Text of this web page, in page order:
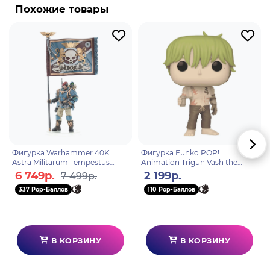
Цунаде - потомок клана Сенджу и одна из
Саннинов Скрытого Листа. Известна как
сильнейшая в мире куноичи, до того как Сакура
превзошла ее, а также как величайший ниндзя-
медик. Неоднократные потери своих близких
послужили развитием боязни крови и заставили
Цунаде отказаться от жизни шиноби на долгие
Похожие товары
Фигурка Warhammer 40K
Astra Militarum Tempestus
Scions Command Squad 55th
Kappic Eagles Banner Beare
6 749р. 7 499р.
337 Pop-Баллов
В КОРЗИНУ
Фигурка Funko POP!
Animation Trigun Vash the
Stampede Shirtless (Exc) (1562)
77620
2 199р.
110 Pop-Баллов
В КОРЗИНУ